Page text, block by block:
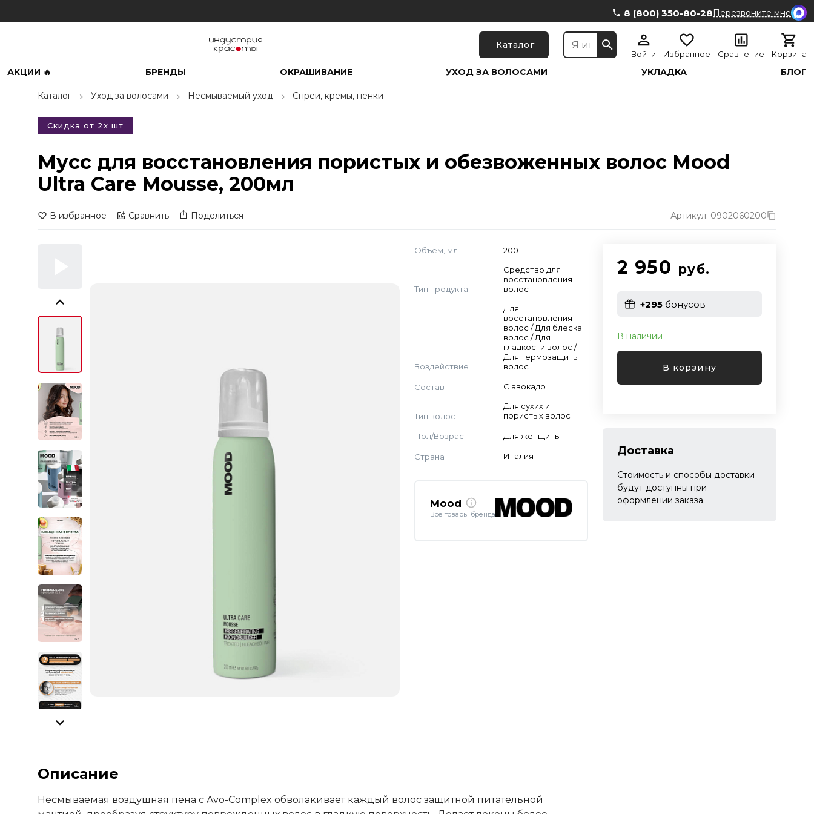
8 (800) 350-80-28Перезвоните мне
Каталог
Войти Избранное Сравнение Корзина
АКЦИИ 🔥 БРЕНДЫ ОКРАШИВАНИЕ УХОД ЗА ВОЛОСАМИ УКЛАДКА БЛОГ
Каталог Уход за волосами Несмываемый уход Спреи, кремы, пенки
Скидка от 2х шт
Мусс для восстановления пористых и обезвоженных волос Mood
Ultra Care Mousse, 200мл
В избранное Сравнить Поделиться Артикул: 0902060200
Объем, мл 200
Тип продукта
Средство для
восстановления
волос
Воздействие
Для
восстановления
волос / Для блеска
волос / Для
гладкости волос /
Для термозащиты
волос
Состав С авокадо
Тип волос
Для сухих и
пористых волос
Пол/Возраст Для женщины
Страна Италия
Mood
Все товары бренда
2 950 руб.
+295бонусов
В наличии
В корзину
Доставка
Стоимость и способы доставки
будут доступны при
оформлении заказа.
Описание
Несмываемая воздушная пена с Avo-Complex обволакивает каждый волос защитной питательной